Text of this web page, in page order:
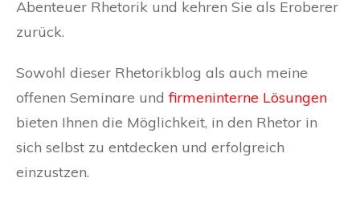
Abenteuer Rhetorik und kehren Sie als Eroberer
zurück.
Sowohl dieser Rhetorikblog als auch meine
offenen Seminare undfirmeninterne Lösungen
bieten Ihnen die Möglichkeit, in den Rhetor in
sich selbst zu entdecken und erfolgreich
einzustzen.